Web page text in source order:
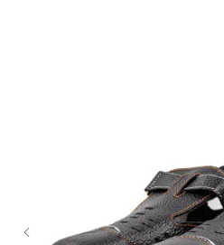
info@sizoptom.ru
+7 (4942) 54-29-00